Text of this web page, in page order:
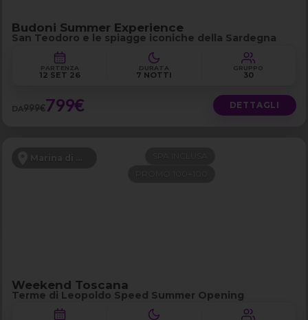
Budoni Summer Experience
San Teodoro e le spiagge iconiche della Sardegna
PARTENZA
12 SET 26
DURATA
7 NOTTI
GRUPPO
30
DA999€799€ DETTAGLI
Marina di Grosseto
Weekend Toscana
Terme di Leopoldo Speed Summer Opening